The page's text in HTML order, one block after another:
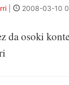
2008-03-10
da osoki